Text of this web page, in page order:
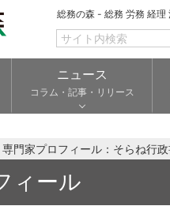
総務の森 - 総務 労務 経理
ニュース
コラム・記事・リリース
専門家プロフィール：そらね行
ィール